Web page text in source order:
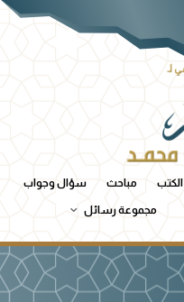
الكتب مباحث سؤال وجواب
مجموعة رسائل